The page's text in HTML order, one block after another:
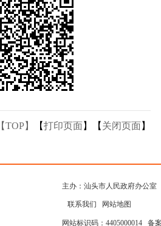
【TOP】 【打印页面】【 关闭页面】
主办：汕头市人民政府办公
联系我们 网站地图
网站标识码：4405000014 备